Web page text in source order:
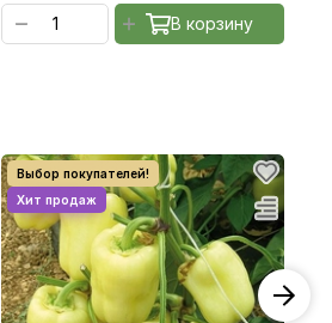
В корзину